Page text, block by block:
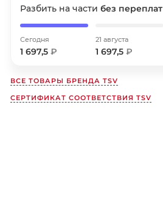
Разбить на частибез переплат
Сегодня
1 697,5₽
21 августа
1 697,5₽
ВСЕ ТОВАРЫ БРЕНДАTSV
СЕРТИФИКАТ СООТВЕТСТВИЯ TSV
2 недели